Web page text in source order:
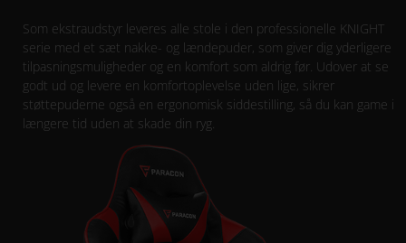
Som ekstraudstyr leveres alle stole i den professionelle KNIGHT
serie med et sæt nakke- og lændepuder, som giver dig yderligere
tilpasningsmuligheder og en komfort som aldrig før. Udover at se
godt ud og levere en komfortoplevelse uden lige, sikrer
støttepuderne også en ergonomisk siddestilling, så du kan game i
længere tid uden at skade din ryg.